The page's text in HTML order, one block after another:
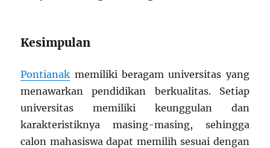
Kesimpulan
Pontianak memiliki beragam universitas yang
menawarkan pendidikan berkualitas. Setiap
universitas memiliki keunggulan dan
karakteristiknya masing-masing, sehingga
calon mahasiswa dapat memilih sesuai dengan